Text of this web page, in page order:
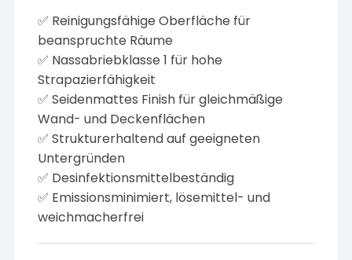
✅ Reinigungsfähige Oberfläche für
beanspruchte Räume
✅ Nassabriebklasse 1 für hohe
Strapazierfähigkeit
✅ Seidenmattes Finish für gleichmäßige
Wand- und Deckenflächen
✅ Strukturerhaltend auf geeigneten
Untergründen
✅ Desinfektionsmittelbeständig
✅ Emissionsminimiert, lösemittel- und
weichmacherfrei